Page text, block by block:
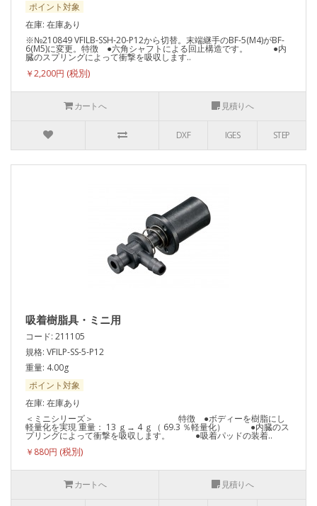
ポイント対象
在庫: 在庫あり
※№210849 VFILB-SSH-20-P12から切替。末端継手のBF-5(M4)がBF-
6(M5)に変更。特徴 ●六角シャフトによる回止構造です。 ●内
臓のスプリングによって衝撃を吸収します..
￥2,200円
カートへ 見積りへ
DXF IGES STEP
吸着樹脂具・ミニ用
コード: 211105
規格: VFILP-SS-5-P12
重量: 4.00g
ポイント対象
在庫: 在庫あり
＜ミニシリーズ＞ 特徴 ●ボディーを樹脂にし
軽量化を実現 重量： 13 ｇ→ 4 ｇ（ 69.3 ％軽量化） ●内臓のス
プリングによって衝撃を吸収します。 ●吸着パッドの装着..
￥880円
カートへ 見積りへ